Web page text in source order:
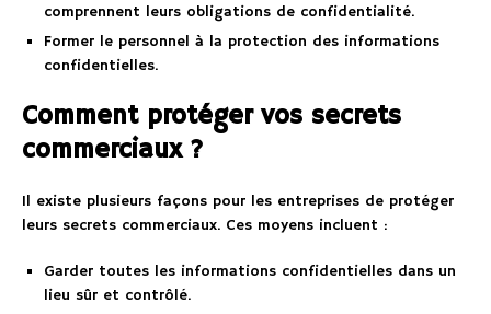
comprennent leurs obligations de confidentialité.
Former le personnel à la protection des informations
confidentielles.
Comment protéger vos secrets
commerciaux ?
Il existe plusieurs façons pour les entreprises de protéger
leurs secrets commerciaux. Ces moyens incluent :
Garder toutes les informations confidentielles dans un
lieu sûr et contrôlé.